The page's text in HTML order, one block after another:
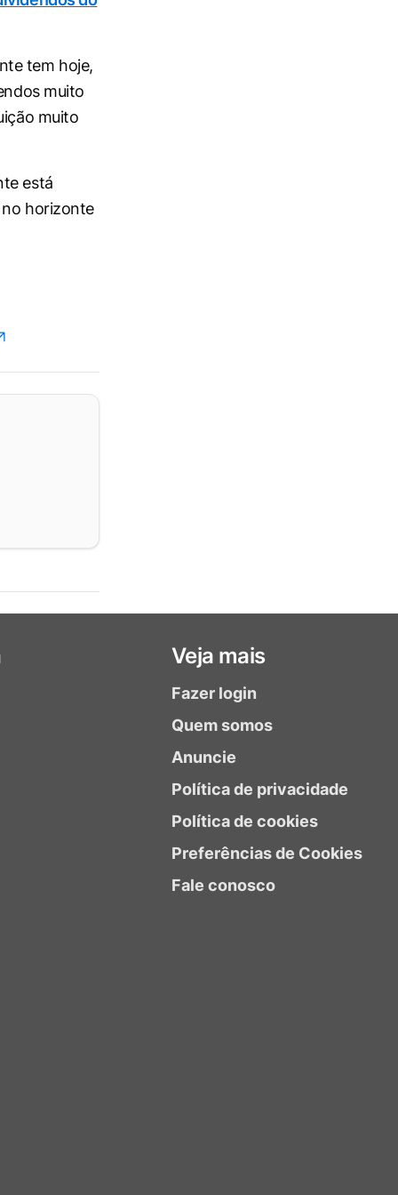
tem hoje,
muito
muito
está
no horizonte
Veja mais
Fazer login
Quem somos
Anuncie
Política de privacidade
Política de cookies
Preferências de Cookies
Fale conosco